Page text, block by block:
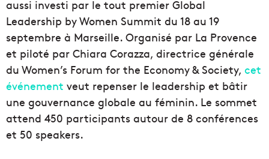
aussi investi par le tout premier Global
Leadership by Women Summit du 18 au 19
septembre à Marseille. Organisé par La Provence
et piloté par Chiara Corazza, directrice générale
du Women’s Forum for the Economy & Society, cet
événement veut repenser le leadership et bâtir
une gouvernance globale au féminin. Le sommet
attend 450 participants autour de 8 conférences
et 50 speakers.